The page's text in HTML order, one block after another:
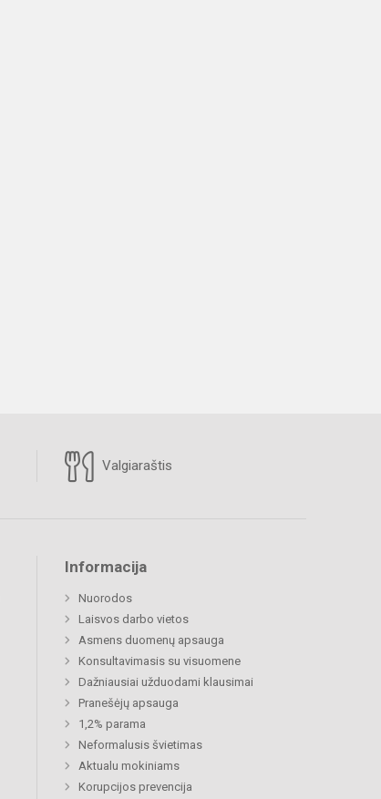
Valgiaraštis
Informacija
Nuorodos
Laisvos darbo vietos
Asmens duomenų apsauga
Konsultavimasis su visuomene
Dažniausiai užduodami klausimai
Pranešėjų apsauga
1,2% parama
Neformalusis švietimas
Aktualu mokiniams
Korupcijos prevencija